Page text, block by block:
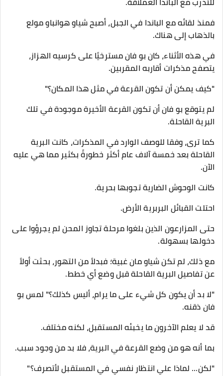
فمنذ لقائه مع الباندا في الجبل، أصبح شياو هوانباو مولع
بالذهاب إلى هناك.
في هذه الأثناء، كان بو فان مسترخيًا على كرسيه الهزاز،
يتصفح مذكرات أقاربه المقربين.
"كيف يمكن أن تكون القرعة في مثل هذا المكان؟"
لم يتوقع بو فان أن تكون القرعة الأخيرة موجودة في تلك
البرية القاحلة.
كما ترى، وفقا للوصف الوارد في المذكرات، كانت البرية
القاحلة بعد خمسة آلاف عام أكثر خطورةً بكثير مما هي عليه
الآن.
كانت الوحوش الضارية تجوبها بحرية.
احتلت القبائل البربرية الأرض.
حتى المزارعون الذين بلغوا مرحلة تجاوز المحن لم يجرؤوا على
دخولها بسهولة.
مع ذلك، لم تكن شياو مان غبية؛ فبدلاً من التهور، بحثت أولاً
عن تفاصيل البرية القاحلة قبل وضع أي خطط.
"لا بد أن يكون كل شيء على ما يرام، أليس كذلك؟" لمس بو
فان ذقنه.
قد لا يعلم الآخرون ما يخبئه المستقبل، لكنه مختلف.
بما أنه هو من وضع القرعة في البرية، فلا بد من وجود سبب.
"لكن... لماذا علي انتظار نفسي في المستقبل لأتصرف؟"